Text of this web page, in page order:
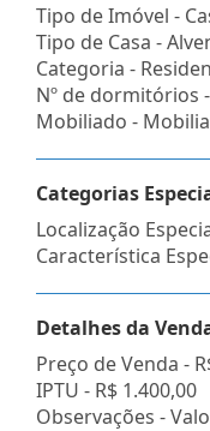
Tipo de Imóvel -
Tipo de Casa -
Categoria -
Nº de dormitórios
Mobiliado -
Categorias
Localização
Característica
Detalhes da
Preço de Venda -
IPTU - R$ 1.400,00
Observações -